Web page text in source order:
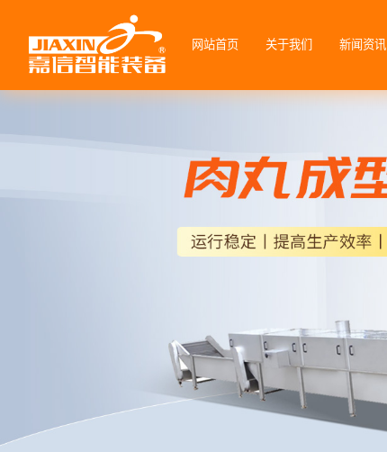
网站首页 关于我们 新闻资讯